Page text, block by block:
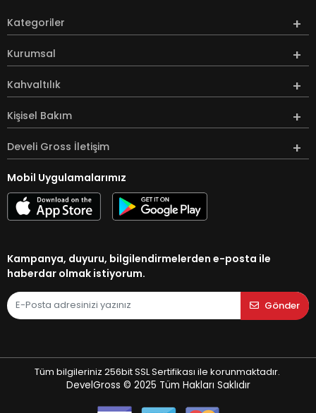
Kategoriler
Kurumsal
Kahvaltılık
Kişisel Bakım
Develi Gross İletişim
Mobil Uygulamalarımız
Kampanya, duyuru, bilgilendirmelerden e-posta ile
haberdar olmak istiyorum.
Gönder
Tüm bilgileriniz 256bit SSL Sertifikası ile korunmaktadır.
DevelGross © 2025 Tüm Hakları Saklıdır